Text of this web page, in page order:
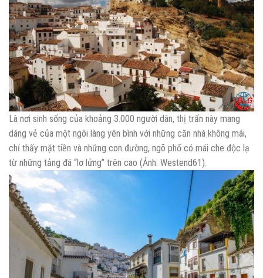
Là nơi sinh sống của khoảng 3.000 người dân, thị trấn này mang
dáng vẻ của một ngôi làng yên bình với những căn nhà không mái,
chỉ thấy mặt tiền và những con đường, ngõ phố có mái che độc lạ
từ những tảng đá “lơ lửng” trên cao (Ảnh: Westend61).